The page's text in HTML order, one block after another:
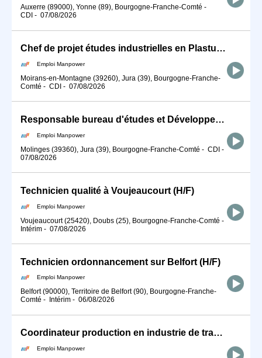
Auxerre (89000), Yonne (89), Bourgogne-Franche-Comté -
CDI - 07/08/2026
Chef de projet études industrielles en Plasturgie - CDI (H/F)
Emploi Manpower
Moirans-en-Montagne (39260), Jura (39), Bourgogne-Franche-
Comté - CDI - 07/08/2026
Responsable bureau d'études et Développement en Plasturgie (H/F)
Emploi Manpower
Molinges (39360), Jura (39), Bourgogne-Franche-Comté - CDI -
07/08/2026
Technicien qualité à Voujeaucourt (H/F)
Emploi Manpower
Voujeaucourt (25420), Doubs (25), Bourgogne-Franche-Comté -
Intérim - 07/08/2026
Technicien ordonnancement sur Belfort (H/F)
Emploi Manpower
Belfort (90000), Territoire de Belfort (90), Bourgogne-Franche-
Comté - Intérim - 06/08/2026
Coordinateur production en industrie de transformation - Secteur Septmoncel (H/F)
Emploi Manpower